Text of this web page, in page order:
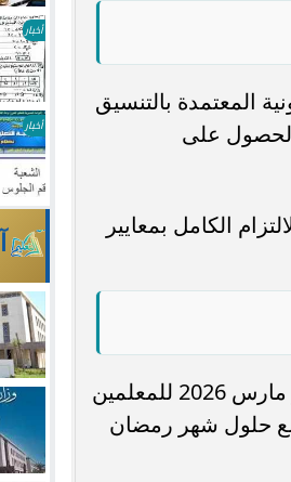
المعتمدة بالتنسيق
الحصول على
الكامل بمعايير
وفي سياق متصل، كشفت مصادر مطلعة بالوزارة أن صرف معاشات شهر مارس 2026 للمعلمين
حلول شهر رمضان
أخبار
أخبار